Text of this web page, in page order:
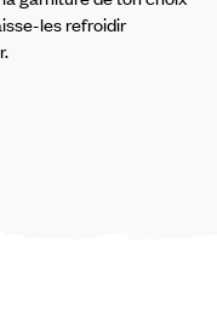
les refroidir